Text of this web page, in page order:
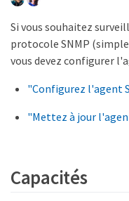
Si vous souhaitez
protocole SNMP
vous devez configurer
"Configurez l'agent
"Mettez à jour
Capacités